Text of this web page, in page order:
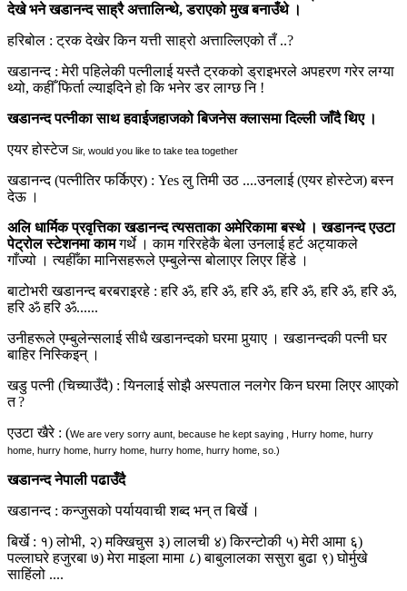
देखे भने खडानन्द साह्रै अत्तालिन्थे, डराएको मुख बनाउँथे ।
हरिबोल : ट्रक देखेर किन यत्ती साह्रो अत्ताल्लिएको तँ ..?
खडानन्द : मेरी पहिलेकी पत्नीलाई यस्तै ट्रकको ड्राइभरले अपहरण गरेर लग्या
थ्यो, कहीँ फिर्ता ल्याइदिने हो कि भनेर डर लाग्छ नि !
खडानन्द पत्नीका साथ हवाईजहाजको बिजनेस क्लासमा दिल्ली जाँदै थिए ।
एयर होस्टेज Sir, would you like to take tea together
खडानन्द (पत्नीतिर फर्किएर) : Yes लु तिमी उठ ....उनलाई (एयर होस्टेज) बस्न
देऊ ।
अलि धार्मिक प्रवृत्तिका खडानन्द त्यसताका अमेरिकामा बस्थे । खडानन्द एउटा
पेट्रोल स्टेशनमा कामगर्थे । काम गरिरहेकै बेला उनलाई हर्ट अट्याकले
गाँज्यो । त्यहीँका मानिसहरूले एम्बुलेन्स बोलाएर लिएर हिंडे ।
बाटोभरी खडानन्द बरबराइरहे : हरि ॐ, हरि ॐ, हरि ॐ, हरि ॐ, हरि ॐ, हरि ॐ,
हरि ॐ हरि ॐ......
उनीहरूले एम्बुलेन्सलाई सीधै खडानन्दको घरमा पुर्‍याए । खडानन्दकी पत्नी घर
बाहिर निस्किइन् ।
खडु पत्नी (चिच्याउँदै) : यिनलाई सोझै अस्पताल नलगेर किन घरमा लिएर आएको
त ?
एउटा खैरे : (We are very sorry aunt, because he kept saying , Hurry home, hurry
home, hurry home, hurry home, hurry home, hurry home, so.)
खडानन्द नेपाली पढाउँदै
खडानन्द : कन्जुसको पर्यायवाची शब्द भन् त बिर्खे ।
बिर्खे : १) लोभी, २) मक्खिचुस ३) लालची ४) किरन्टोकी ५) मेरी आमा ६)
पल्लाघरे हजुरबा ७) मेरा माइला मामा ८) बाबुलालका ससुरा बुढा ९) घोर्मुखे
साहिंलो ....